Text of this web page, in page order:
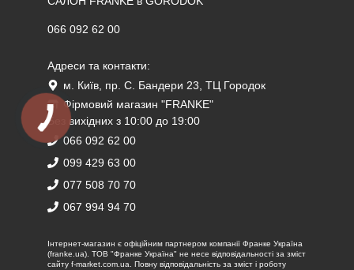
066 092 62 00
Адреси та контакти:
м. Київ, пр. С. Бандери 23, ТЦ Городок
Фірмовий магазин "FRANKE"
Без вихідних з 10:00 до 19:00
066 092 62 00
099 429 63 00
077 508 70 70
067 994 94 70
Iнтернет-магазин є офіційним партнером компанії Франке Україна
(franke.ua). ТОВ "Франке Україна" не несе відповідальності за зміст
сайту f-market.com.ua. Повну відповідальність за зміст і роботу